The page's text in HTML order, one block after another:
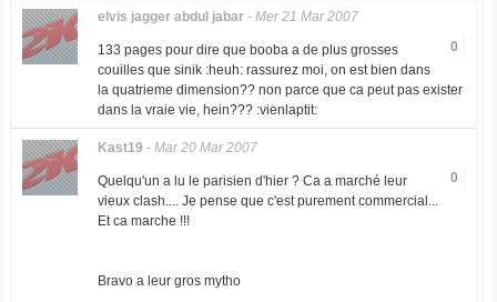
elvis jagger abdul jabar- Mer 21 Mar 2007
0
133 pages pour dire que booba a de plus grosses
couilles que sinik :heuh: rassurez moi, on est bien dans
la quatrieme dimension?? non parce que ca peut pas exister
dans la vraie vie, hein??? :vienlaptit:
Kast19 - Mar 20 Mar 2007
0
Quelqu'un a lu le parisien d'hier ? Ca a marché leur
vieux clash.... Je pense que c'est purement commercial...
Et ca marche !!!
Bravo a leur gros mytho